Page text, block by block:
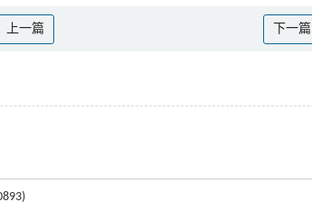
上一篇 下一篇